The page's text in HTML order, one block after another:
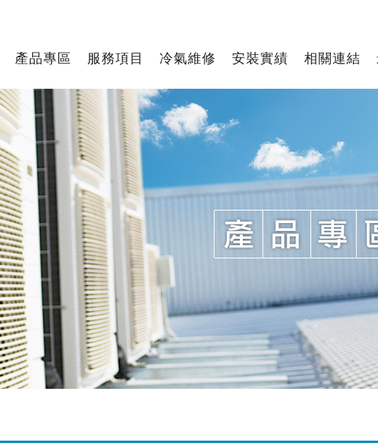
產品專區 服務項目 冷氣維修 安裝實績 相關連結